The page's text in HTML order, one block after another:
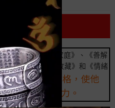
多情》、《重視家庭》、《善解
敏銳》、《愛好收藏》和《情緒
蟹座獨特的性格，使他
出獨特的魅力。